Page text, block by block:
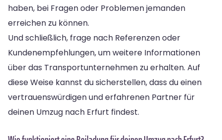
haben, bei Fragen oder Problemen jemanden
erreichen zu können.
Und schließlich, frage nach Referenzen oder
Kundenempfehlungen, um weitere Informationen
über das Transportunternehmen zu erhalten. Auf
diese Weise kannst du sicherstellen, dass du einen
vertrauenswürdigen und erfahrenen Partner für
deinen Umzug nach Erfurt findest.